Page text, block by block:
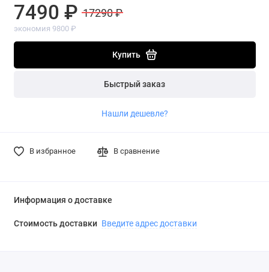
7490 ₽ 17290 ₽
экономия 9800 ₽
Купить
Быстрый заказ
Нашли дешевле?
В избранное В сравнение
Информация о доставке
Стоимость доставки Введите адрес доставки